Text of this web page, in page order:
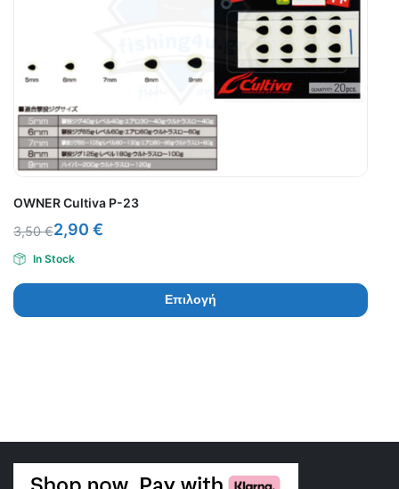
OWNER Cultiva P-23
3,50€2,90 €
In Stock
Επιλογή